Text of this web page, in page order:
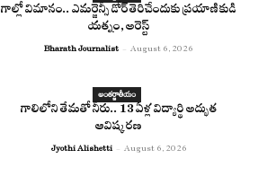
గాల్లో విమానం.. ఎమర్జెన్సీ డోర్ తెరిచేందుకు ప్రయాణికుడి
యత్నం, అరెస్ట్
Bharath Journalist - August 6, 2026
అంతర్జాతీయం
గాలిలోని తేమతో నీరు.. 13 ఏళ్ల విద్యార్థి అద్భుత
ఆవిష్కరణ
Jyothi Alishetti - August 6, 2026